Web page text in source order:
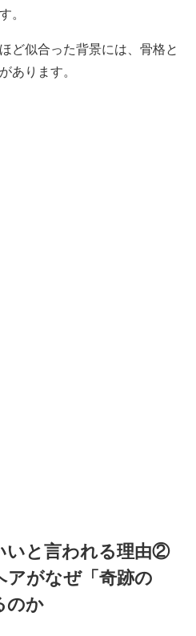
。
ど似合った背景には、骨格と
あります。
いと言われる理由②
アがなぜ「奇跡の
のか